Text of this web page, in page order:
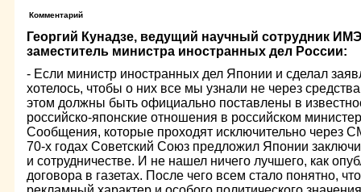
Комментарий
Георгий Кунадзе, ведущий научный сотрудник
заместитель министра иностранных дел России:
- Если министр иностранных дел Японии и сделал
хотелось, чтобы о них все мы узнали не через
этом должны быть официально поставлены в
российско-японские отношения в российском
Сообщения, которые проходят исключительно через
70-х годах Советский Союз предложил Японии
и сотрудничестве. И не нашел ничего лучшего, как
договора в газетах. После чего всем стало понятно,